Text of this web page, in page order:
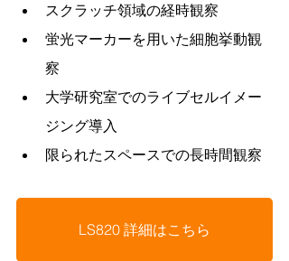
スクラッチ領域の経時観察
蛍光マーカーを用いた細胞挙動観
察
大学研究室でのライブセルイメー
ジング導入
限られたスペースでの長時間観察
LS820 詳細はこちら